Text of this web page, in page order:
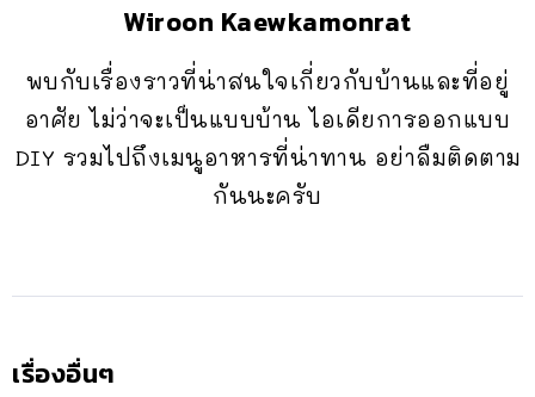
Wiroon Kaewkamonrat
พบกับเรื่องราวที่น่าสนใจเกี่ยวกับบ้านและที่อยู่
อาศัย ไม่ว่าจะเป็นแบบบ้าน ไอเดียการออกแบบ
DIY รวมไปถึงเมนูอาหารที่น่าทาน อย่าลืมติดตาม
กันนะครับ
เรื่องอื่นๆ